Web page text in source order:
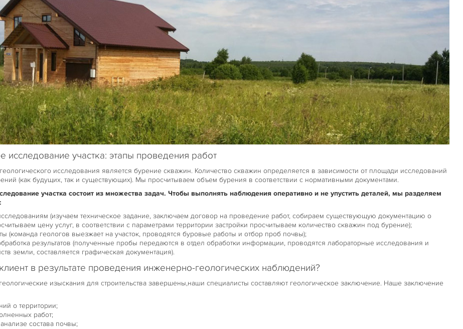
исследование участка: этапы проведения работ
исследования является бурение скважин. Количество скважин определяется в зависимости от площади исследований
(как будущих, так и существующих). Мы просчитываем объем бурения в соответствии с нормативными документами.
участка состоит из множества задач. Чтобы выполнять наблюдения оперативно и не упустить деталей, мы разделяем
(изучаем техническое задание, заключаем договор на проведение работ, собираем существующую документацию о
цену услуг, в соответствии с параметрами территории застройки просчитываем количество скважин под бурение);
(команда геологов выезжает на участок, проводятся буровые работы и отбор проб почвы);
результатов (полученные пробы передаются в отдел обработки информации, проводятся лабораторные исследования и
земли, составляется графическая документация).
в результате проведения инженерно-геологических наблюдений?
изыскания для строительства завершены,наши специалисты составляют геологическое заключение. Наше заключение
о территории;
работ;
состава почвы;